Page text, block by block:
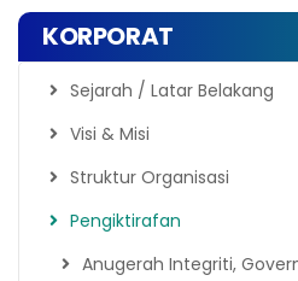
KORPORAT
Sejarah / Latar Belakang
Visi & Misi
Struktur Organisasi
Pengiktirafan
Anugerah Integriti,